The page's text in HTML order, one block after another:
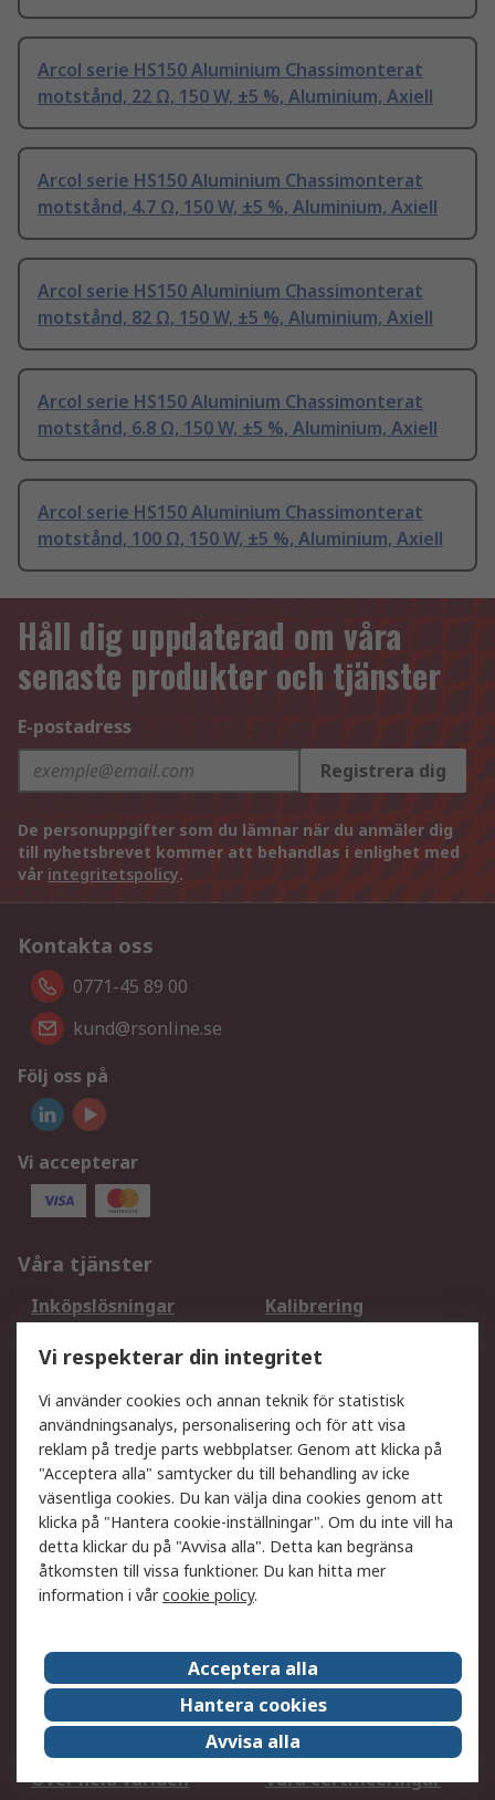
Arcol serie HS150 Aluminium Chassimonterat
motstånd, 22 Ω, 150 W, ±5 %, Aluminium, Axiell
Arcol serie HS150 Aluminium Chassimonterat
motstånd, 4.7 Ω, 150 W, ±5 %, Aluminium, Axiell
Arcol serie HS150 Aluminium Chassimonterat
motstånd, 82 Ω, 150 W, ±5 %, Aluminium, Axiell
Arcol serie HS150 Aluminium Chassimonterat
motstånd, 6.8 Ω, 150 W, ±5 %, Aluminium, Axiell
Arcol serie HS150 Aluminium Chassimonterat
motstånd, 100 Ω, 150 W, ±5 %, Aluminium, Axiell
Håll dig uppdaterad om våra
senaste produkter och tjänster
E-postadress
Registrera dig
De personuppgifter som du lämnar när du anmäler dig
till nyhetsbrevet kommer att behandlas i enlighet med
vår integritetspolicy.
Kontakta oss
0771-45 89 00
kund@rsonline.se
Följ oss på
Vi accepterar
Våra tjänster
Inköpslösningar
Kalibrering
DesignSpark
Teknisk Support
Ditt lokala säljteam
Exportlösningar
Support
Få hjälp
Retur av varor
Leverans
Spåra din order
Begär en fakturakopi
Fördelar med RS-konto
Betalningsalternativ
Om RS
Försäljningsvillkor
Det juridiska
Press Centre
Jobba hos RS
ESG
Över hela världen
Våra certificeringar
Vi respekterar din integritet
Vi använder cookies och annan teknik för statistisk
användningsanalys, personalisering och för att visa
reklam på tredje parts webbplatser. Genom att klicka på
"Acceptera alla" samtycker du till behandling av icke
väsentliga cookies. Du kan välja dina cookies genom att
klicka på "Hantera cookie-inställningar". Om du inte vill ha
detta klickar du på "Avvisa alla". Detta kan begränsa
åtkomsten till vissa funktioner. Du kan hitta mer
information i vårcookie policy.
Acceptera alla
Hantera cookies
Avvisa alla